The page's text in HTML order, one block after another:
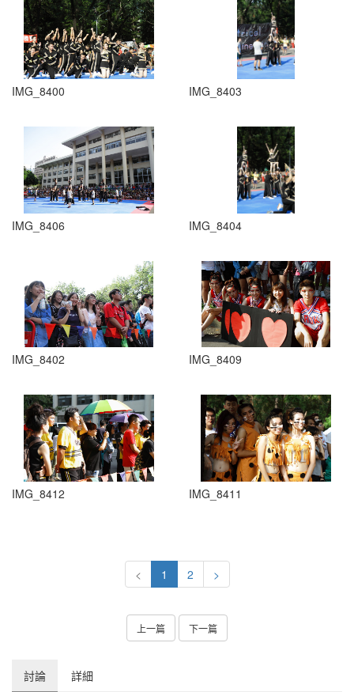
IMG_8400 IMG_8403
IMG_8406 IMG_8404
IMG_8402 IMG_8409
IMG_8412 IMG_8411
< 1 2 >
上一篇 下一篇
討論 詳細